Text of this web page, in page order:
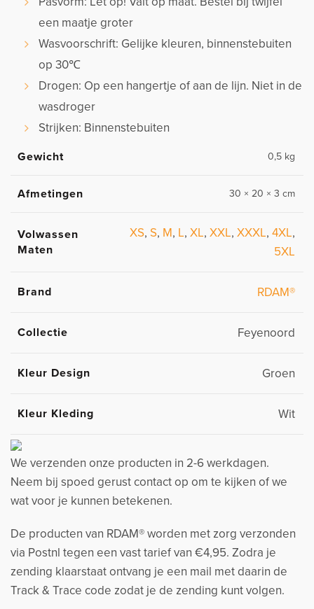
een maatje groter
Wasvoorschrift: Gelijke kleuren, binnenstebuiten
op 30℃
Drogen: Op een hangertje of aan de lijn. Niet in de
wasdroger
Strijken: Binnenstebuiten
Gewicht 0,5 kg
Afmetingen 30 × 20 × 3 cm
Volwassen
Maten
XS, S, M, L, XL, XXL, XXXL, 4XL,
5XL
Brand RDAM®
Collectie Feyenoord
Kleur Design Groen
Kleur Kleding Wit
We verzenden onze producten in 2-6 werkdagen.
Neem bij spoed gerust contact op om te kijken of we
wat voor je kunnen betekenen.
De producten van RDAM® worden met zorg verzonden
via Postnl tegen een vast tarief van €4,95. Zodra je
zending klaarstaat ontvang je een mail met daarin de
Track & Trace code zodat je de zending kunt volgen.